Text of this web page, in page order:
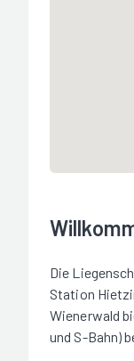
Die
Station
Wienerwald
und S-Bahn)